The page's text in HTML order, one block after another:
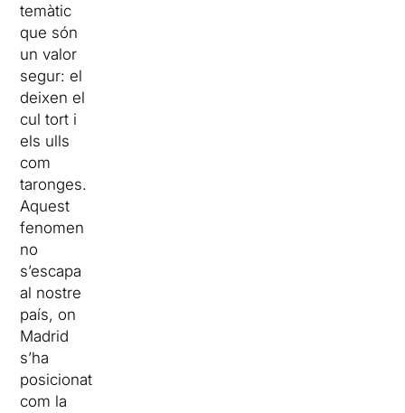
temàtic
que són
un valor
segur: el
deixen el
cul tort i
els ulls
com
taronges.
Aquest
fenomen
no
s’escapa
al nostre
país, on
Madrid
s’ha
posicionat
com la